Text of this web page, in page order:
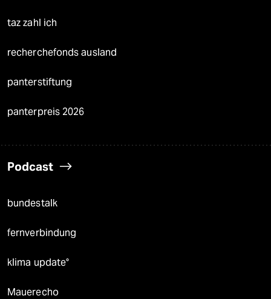
taz zahl ich
recherchefonds ausland
panterstiftung
panterpreis 2026
Podcast
bundestalk
fernverbindung
klima update°
Mauerecho